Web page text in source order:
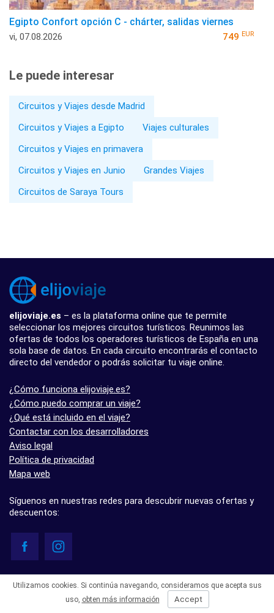
Egipto Confort opción C - chárter, salidas viernes
vi, 07.08.2026 749 EUR
Le puede interesar
Circuitos y Viajes desde Madrid
Circuitos y Viajes a Egipto
Viajes culturales
Circuitos y Viajes en primavera
Circuitos y Viajes en Junio
Grandes Viajes
Circuitos de Saraya Tours
elijoviaje.es – es la plataforma online que te permite
seleccionar los mejores circuitos turísticos. Reunimos las
ofertas de todos los operadores turísticos de España en una
sola base de datos. En cada circuito encontrarás el contacto
directo del vendedor o podrás solicitar tu viaje online.
¿Cómo funciona elijoviaje.es?
¿Cómo puedo comprar un viaje?
¿Qué está incluido en el viaje?
Contactar con los desarrolladores
Aviso legal
Política de privacidad
Mapa web
Síguenos en nuestras redes para descubrir nuevas ofertas y
descuentos:
- 5.0 basado en 7 opiniones
Utilizamos cookies. Si continúa navegando, consideramos que acepta sus
uso, obten más información Accept